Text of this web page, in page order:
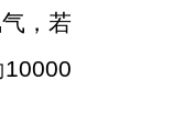
，若
10000